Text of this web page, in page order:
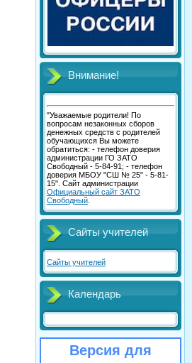
Внимание!
"Уважаемые родители! По
вопросам незаконных сборов
денежных средств с родителей
обучающихся Вы можете
обратиться: - телефон доверия
администрации ГО ЗАТО
Свободный - 5-84-91; - телефон
доверия МБОУ "СШ № 25" - 5-81-
15". Сайт администрации
Официальный сайт ЗАТО
Свободный
Сайты учителей
Сайты учителей
Календарь
Версия для